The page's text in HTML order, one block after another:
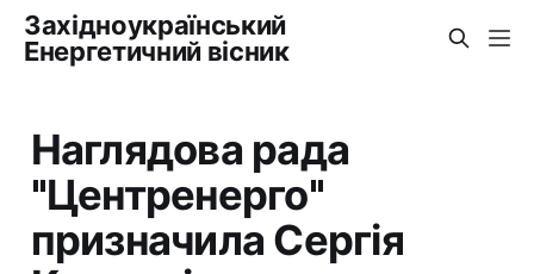
Західноукраїнський
Енергетичний вісник
Наглядова рада
"Центренерго"
призначила Сергія